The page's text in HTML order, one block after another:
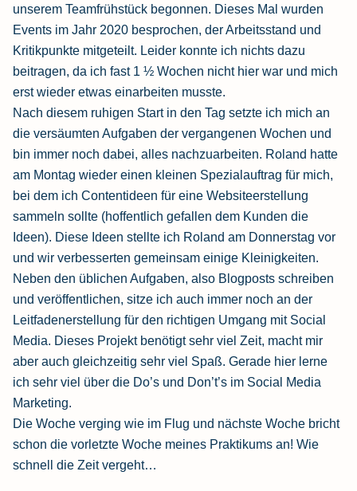
unserem Teamfrühstück begonnen. Dieses Mal wurden
Events im Jahr 2020 besprochen, der Arbeitsstand und
Kritikpunkte mitgeteilt. Leider konnte ich nichts dazu
beitragen, da ich fast 1 ½ Wochen nicht hier war und mich
erst wieder etwas einarbeiten musste.
Nach diesem ruhigen Start in den Tag setzte ich mich an
die versäumten Aufgaben der vergangenen Wochen und
bin immer noch dabei, alles nachzuarbeiten. Roland hatte
am Montag wieder einen kleinen Spezialauftrag für mich,
bei dem ich Contentideen für eine Websiteerstellung
sammeln sollte (hoffentlich gefallen dem Kunden die
Ideen). Diese Ideen stellte ich Roland am Donnerstag vor
und wir verbesserten gemeinsam einige Kleinigkeiten.
Neben den üblichen Aufgaben, also Blogposts schreiben
und veröffentlichen, sitze ich auch immer noch an der
Leitfadenerstellung für den richtigen Umgang mit Social
Media. Dieses Projekt benötigt sehr viel Zeit, macht mir
aber auch gleichzeitig sehr viel Spaß. Gerade hier lerne
ich sehr viel über die Do’s und Don’t’s im Social Media
Marketing.
Die Woche verging wie im Flug und nächste Woche bricht
schon die vorletzte Woche meines Praktikums an! Wie
schnell die Zeit vergeht…